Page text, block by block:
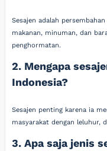
Sesajen adalah
makanan, minuman, dan
penghormatan.
2. Mengapa
Indonesia?
Sesajen penting karena ia
masyarakat dengan leluhur,
3. Apa saja jenis